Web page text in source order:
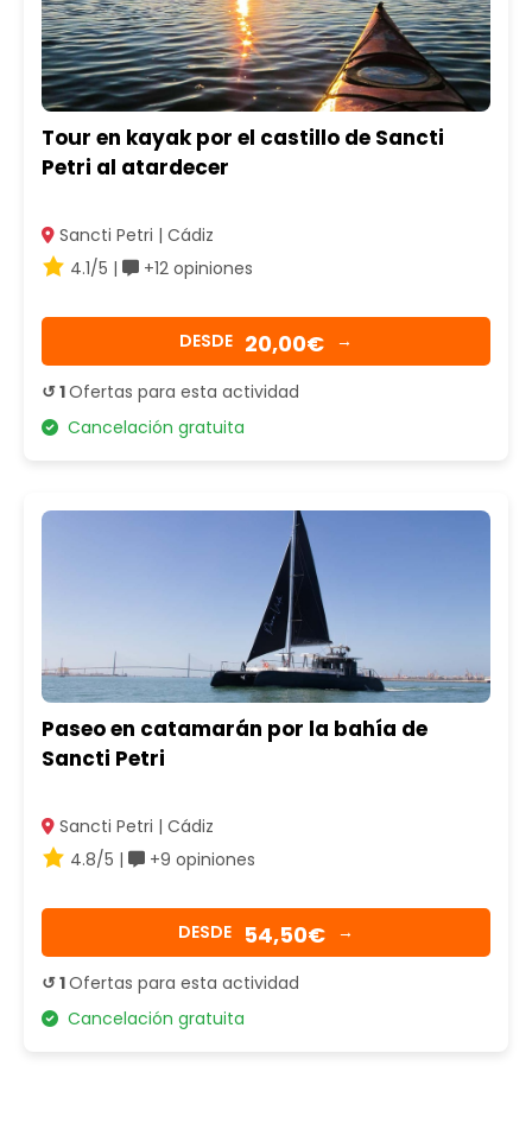
Tour en kayak por el castillo de Sancti
Petri al atardecer
Sancti Petri | Cádiz
4.1/5 |
+12 opiniones
DESDE 20,00€ →
↺ 1Ofertas para esta actividad
Cancelación gratuita
Paseo en catamarán por la bahía de
Sancti Petri
Sancti Petri | Cádiz
4.8/5 |
+9 opiniones
DESDE 54,50€ →
↺ 1Ofertas para esta actividad
Cancelación gratuita